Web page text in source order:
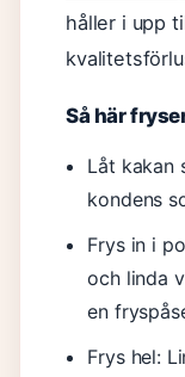
håller i upp
Så här
Låt kakan
kondens
Frys in i
och linda
en
Frys hel: